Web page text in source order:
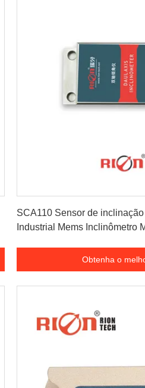
SCA110 Sensor de
Industrial Mems Inclinômetro
Obtenha o